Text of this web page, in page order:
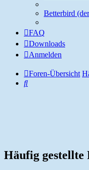
Betterbird
FAQ
Downloads
Anmelden
Foren-Übersicht
Suche
Häufig gestellte